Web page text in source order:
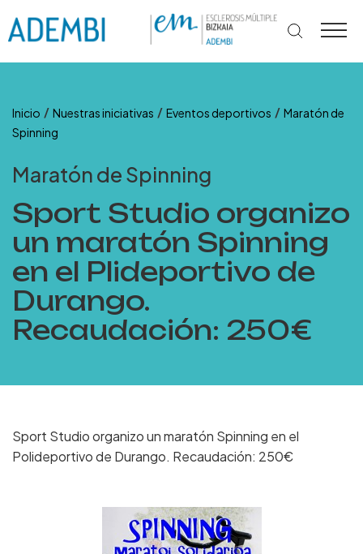
al
Inicio / Nuestras iniciativas / Eventos deportivos / Maratón de
Spinning
Maratón de Spinning
Sport Studio organizo
un maratón Spinning
en el Plideportivo de
Durango.
Recaudación: 250€
Sport Studio organizo un maratón Spinning en el
Polideportivo de Durango. Recaudación: 250€